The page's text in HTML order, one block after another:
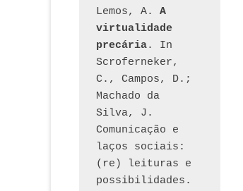
Lemos, A. A
virtualidade
precária. In
Scroferneker,
C., Campos, D.;
Machado da
Silva, J.
Comunicação e
laços sociais:
(re) leituras e
possibilidades.